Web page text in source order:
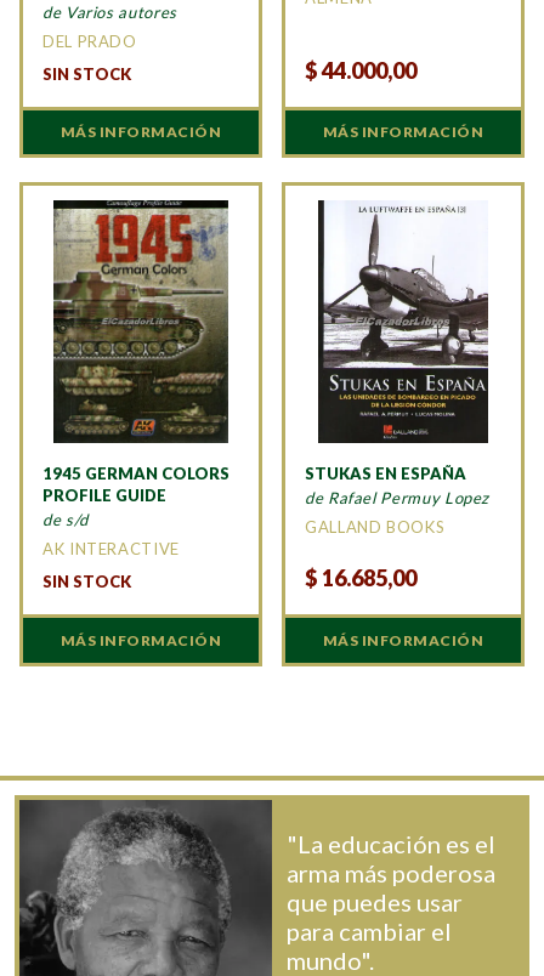
de Varios autores
DEL PRADO
SIN STOCK
MÁS INFORMACIÓN
$44.000,00
MÁS INFORMACIÓN
1945 GERMAN COLORS
PROFILE GUIDE
de s/d
AK INTERACTIVE
SIN STOCK
MÁS INFORMACIÓN
STUKAS EN ESPAÑA
de Rafael Permuy Lopez
GALLAND BOOKS
$ 16.685,00
MÁS INFORMACIÓN
"La educación es el
arma más poderosa
que puedes usar
para cambiar el
mundo".